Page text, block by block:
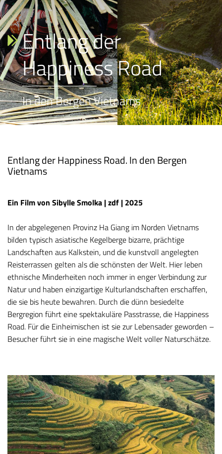
Entlang der
Happiness Road
In den Bergen Vietnams
Entlang der Happiness Road. In den Bergen
Vietnams
Ein Film von Sibylle Smolka | zdf | 2025
In der abgelegenen Provinz Ha Giang im Norden Vietnams
bilden typisch asiatische Kegelberge bizarre, prächtige
Landschaften aus Kalkstein, und die kunstvoll angelegten
Reisterrassen gelten als die schönsten der Welt. Hier leben
ethnische Minderheiten noch immer in enger Verbindung zur
Natur und haben einzigartige Kulturlandschaften erschaffen,
die sie bis heute bewahren. Durch die dünn besiedelte
Bergregion führt eine spektakuläre Passtrasse, die Happiness
Road. Für die Einheimischen ist sie zur Lebensader geworden –
Besucher führt sie in eine magische Welt voller Naturschätze.